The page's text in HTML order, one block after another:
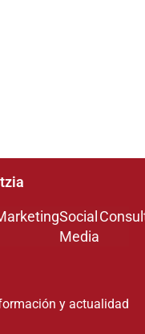
Social
Media
y actualidad